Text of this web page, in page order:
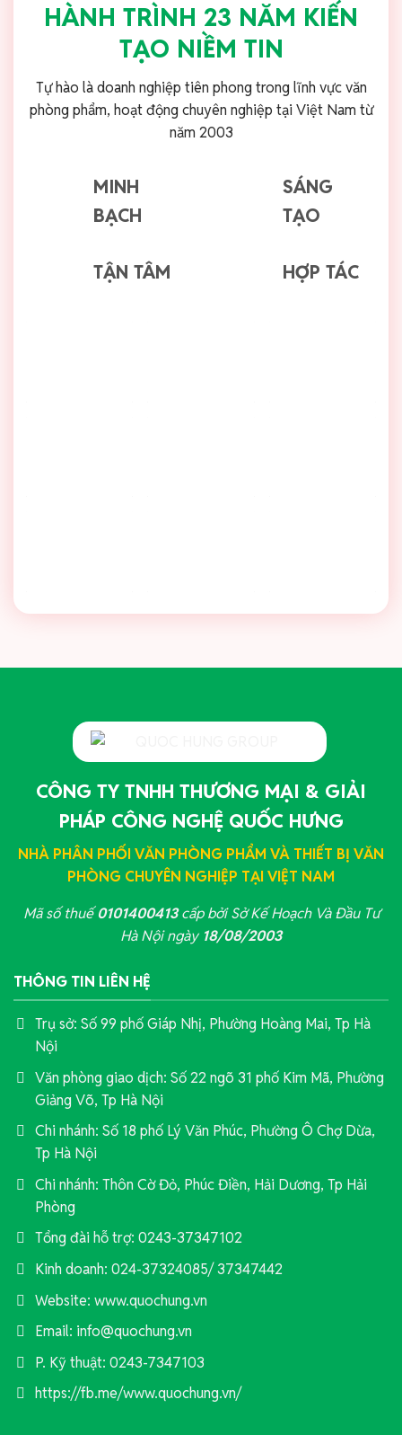
HÀNH TRÌNH 23 NĂM KIẾN
TẠO NIỀM TIN
Tự hào là doanh nghiệp tiên phong trong lĩnh vực văn
phòng phẩm, hoạt động chuyên nghiệp tại Việt Nam từ
năm 2003
MINH
BẠCH
SÁNG
TẠO
TẬN TÂM HỢP TÁC
CÔNG TY TNHH THƯƠNG MẠI & GIẢI
PHÁP CÔNG NGHỆ QUỐC HƯNG
NHÀ PHÂN PHỐI VĂN PHÒNG PHẨM VÀ THIẾT BỊ VĂN
PHÒNG CHUYÊN NGHIỆP TẠI VIỆT NAM
Mã số thuế0101400413cấp bởi Sở Kế Hoạch Và Đầu Tư
Hà Nội ngày 18/08/2003
THÔNG TIN LIÊN HỆ
Trụ sở: Số 99 phố Giáp Nhị, Phường Hoàng Mai, Tp Hà
Nội
Văn phòng giao dịch: Số 22 ngõ 31 phố Kim Mã, Phường
Giảng Võ, Tp Hà Nội
Chi nhánh: Số 18 phố Lý Văn Phúc, Phường Ô Chợ Dừa,
Tp Hà Nội
Chi nhánh: Thôn Cờ Đỏ, Phúc Điền, Hải Dương, Tp Hải
Phòng
Tổng đài hỗ trợ: 0243-37347102
Kinh doanh: 024-37324085/ 37347442
Website: www.quochung.vn
Email: info@quochung.vn
P. Kỹ thuật: 0243-7347103
https://fb.me/www.quochung.vn/